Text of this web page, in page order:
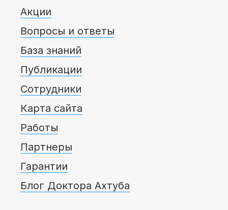
Акции
Вопросы и ответы
База знаний
Публикации
Сотрудники
Карта сайта
Работы
Партнеры
Гарантии
Блог Доктора Ахтуба